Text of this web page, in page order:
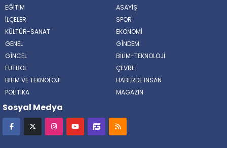
EĞİTİM
ASAYİŞ
İLÇELER
SPOR
KÜLTÜR-SANAT
EKONOMİ
GENEL
GÌNDEM
GÌNCEL
BİLİM-TEKNOLOJİ
FUTBOL
ÇEVRE
BİLİM VE TEKNOLOJİ
HABERDE İNSAN
POLİTİKA
MAGAZİN
Sosyal Medya